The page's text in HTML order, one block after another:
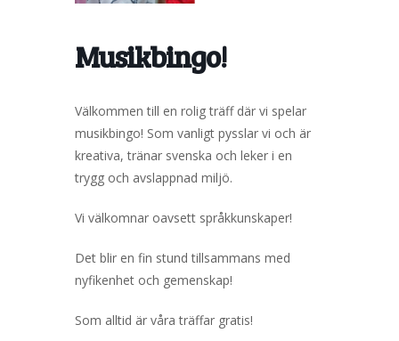
Musikbingo!
Välkommen till en rolig träff där vi spelar
musikbingo! Som vanligt pysslar vi och är
kreativa, tränar svenska och leker i en
trygg och avslappnad miljö.
Vi välkomnar oavsett språkkunskaper!
Det blir en fin stund tillsammans med
nyfikenhet och gemenskap!
Som alltid är våra träffar gratis!